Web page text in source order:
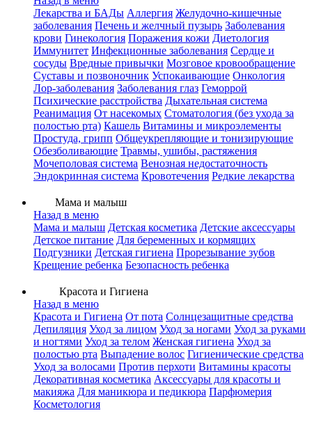
Лекарства и БАДы Аллергия Желудочно-кишечные
заболевания Печень и желчный пузырь Заболевания
крови Гинекология Поражения кожи Диетология
Иммунитет Инфекционные заболевания Сердце и
сосуды Вредные привычки Мозговое кровообращение
Суставы и позвоночник Успокаивающие Онкология
Лор-заболевания Заболевания глаз Геморрой
Психические расстройства Дыхательная система
Реанимация От насекомых Стоматология (без ухода за
полостью рта) Кашель Витамины и микроэлементы
Простуда, грипп Общеукрепляющие и тонизирующие
Обезболивающие Травмы, ушибы, растяжения
Мочеполовая система Венозная недостаточность
Эндокринная система Кровотечения Редкие лекарства
Мама и малыш
Назад в меню
Мама и малыш Детская косметика Детские аксессуары
Детское питание Для беременных и кормящих
Подгузники Детская гигиена Прорезывание зубов
Крещение ребенка Безопасность ребенка
Красота и Гигиена
Назад в меню
Красота и Гигиена От пота Солнцезащитные средства
Депиляция Уход за лицом Уход за ногами Уход за руками
и ногтями Уход за телом Женская гигиена Уход за
полостью рта Выпадение волос Гигиенические средства
Уход за волосами Против перхоти Витамины красоты
Декоративная косметика Аксессуары для красоты и
макияжа Для маникюра и педикюра Парфюмерия
Косметология